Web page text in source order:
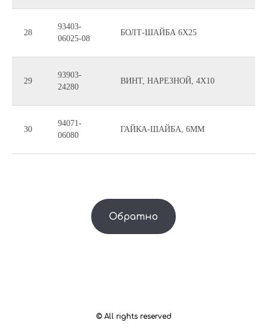
28
93403-
06025-08
БОЛТ-ШАЙБА 6X25
29
93903-
24280
ВИНТ, НАРЕЗНОЙ, 4X10
30
94071-
06080
ГАЙКА-ШАЙБА, 6MM
Обратно
© All rights reserved